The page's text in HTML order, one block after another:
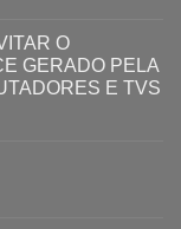
O
GERADO PELA
E TVS​​